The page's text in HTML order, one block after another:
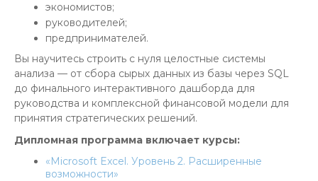
экономистов;
руководителей;
предпринимателей.
Вы научитесь строить с нуля целостные системы
анализа — от сбора сырых данных из базы через SQL
до финального интерактивного дашборда для
руководства и комплексной финансовой модели для
принятия стратегических решений.
Дипломная программа включает курсы:
«Microsoft Excel. Уровень 2. Расширенные
возможности»